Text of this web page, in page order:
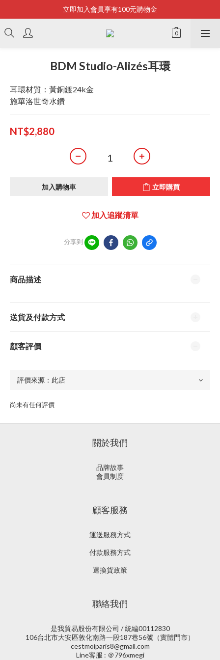
Bonjour~
立即加入會員享有100元購物金
全店滿2500即享免運
BDM Studio-Alizés耳環
耳環材質：黃銅鍍24k金
施華洛世奇水鑽
NT$2,880
加入購物車 立即購買
加入追蹤清單
分享到
商品描述
送貨及付款方式
顧客評價
尚未有任何評價
關於我們
品牌故事
會員制度
顧客服務
運送服務方式
付款服務方式
退換貨政策
聯絡我們
是我貿易股份有限公司 / 統編00112830
106台北市大安區敦化南路一段187巷56號（實體門市）
cestmoiparis8@gmail.com
Line客服 : ＠796xmegi